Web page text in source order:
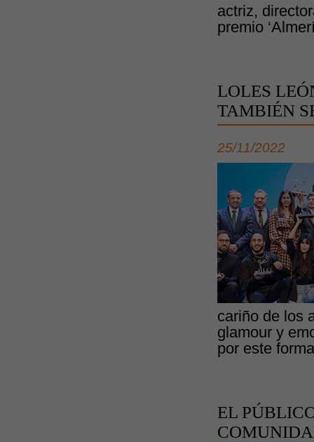
actriz,
premio
LOLES
TAMBIÉN
25/11/2022
cariño de los
glamour y
por este
EL